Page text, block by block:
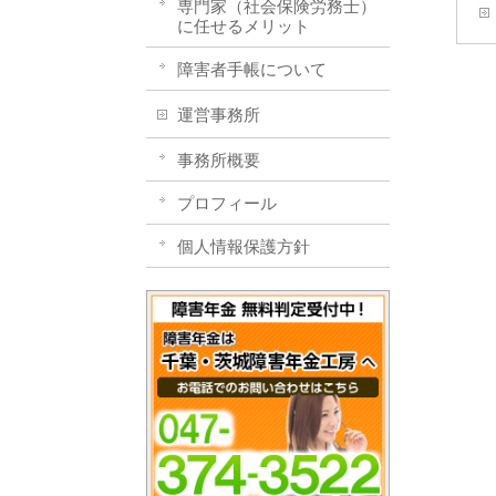
専門家（社会保険労務士）
に任せるメリット
障害者手帳について
運営事務所
事務所概要
プロフィール
個人情報保護方針